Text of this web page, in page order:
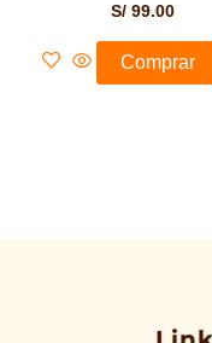
S/ 99.00
Comprar